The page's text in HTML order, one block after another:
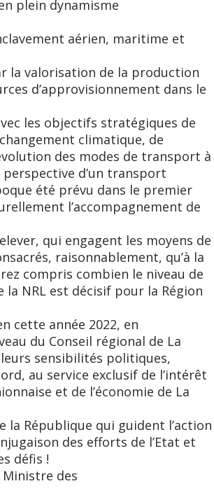
plein dynamisme
aérien, maritime et
la valorisation de la production
d’approvisionnement dans le
les objectifs stratégiques de
climatique, de
des modes de transport à
perspective d’un transport
été prévu dans le premier
l’accompagnement de
qui engagent les moyens de
raisonnablement, qu’à la
compris combien le niveau de
NRL est décisif pour la Région
cette année 2022, en
du Conseil régional de La
sensibilités politiques,
au service exclusif de l’intérêt
et de l’économie de La
la République qui guident l’action
des efforts de l’Etat et
défis !
des